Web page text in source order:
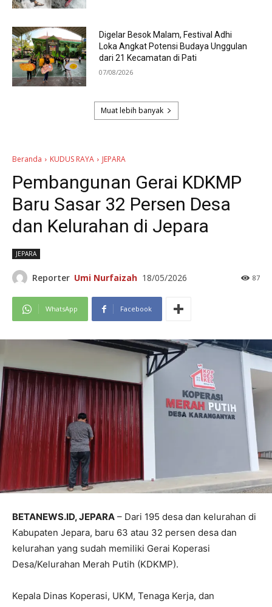
Digelar Besok Malam, Festival Adhi
Loka Angkat Potensi Budaya Unggulan
dari 21 Kecamatan di Pati
07/08/2026
Muat lebih banyak